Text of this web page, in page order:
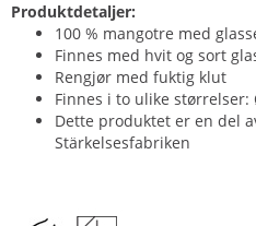
Produktdetaljer:
100 % mangotre med
Finnes med hvit og sort
Rengjør med fuktig klut
Finnes i to ulike størrelser:
Dette produktet er en del
Stärkelsesfabriken